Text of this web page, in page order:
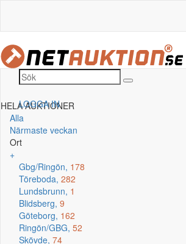
LOGGA IN
HELA AUKTIONER
Alla
Närmaste veckan
Ort
+
Gbg/Ringön, 178
Töreboda, 282
Lundsbrunn, 1
Blidsberg, 9
Göteborg, 162
Ringön/GBG, 52
Skövde, 74